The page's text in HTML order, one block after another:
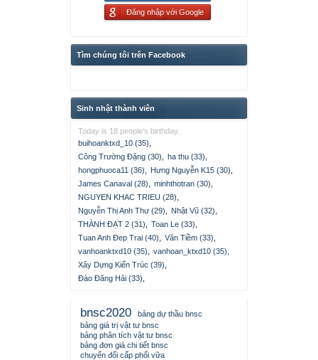
Đăng nhập với Google
Tìm chúng tôi trên Facebook
Sinh nhật thành viên
Today is 18 people's birthday.
buihoanktxd_10 (35)
Công Trường Đặng (30)
ha thu (33)
hongphuoca11 (36)
Hưng Nguyễn K15 (30)
James Canaval (28)
minhthotran (30)
NGUYEN KHAC TRIEU (28)
Nguyễn Thị Anh Thư (29)
Nhật Vũ (32)
THÀNH ĐẠT 2 (31)
Toan Le (33)
Tuan Anh Đep Trai (40)
Văn Tiềm (33)
vanhoanktxd10 (35)
vanhoan_ktxd10 (35)
Xây Dựng Kiến Trúc (39)
Đào Đăng Hải (33)
bnsc2020
bảng dự thầu bnsc
bảng giá trị vật tư bnsc
bảng phân tích vật tư bnsc
bảng đơn giá chi tiết bnsc
chuyển đổi cấp phối vữa